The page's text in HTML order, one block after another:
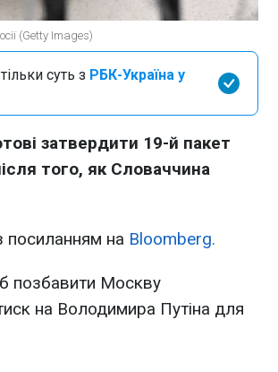
(Getty Images)
суть з РБК-Україна у
затвердити 19-й пакет
того, як Словаччина
посиланням на Bloomberg.
позбавити Москву
на Володимира Путіна для